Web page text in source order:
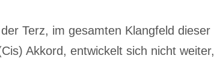
Terz, im gesamten Klangfeld dieser
Akkord, entwickelt sich nicht weiter,